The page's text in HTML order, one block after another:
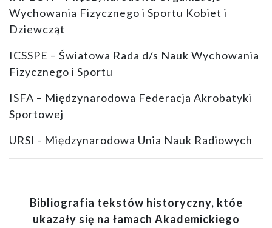
Wychowania Fizycznego i Sportu Kobiet i
Dziewcząt
ICSSPE – Światowa Rada d/s Nauk Wychowania
Fizycznego i Sportu
ISFA – Międzynarodowa Federacja Akrobatyki
Sportowej
URSI - Międzynarodowa Unia Nauk Radiowych
Bibliografia tekstów historyczny, któe
ukazały się na łamach Akademickiego